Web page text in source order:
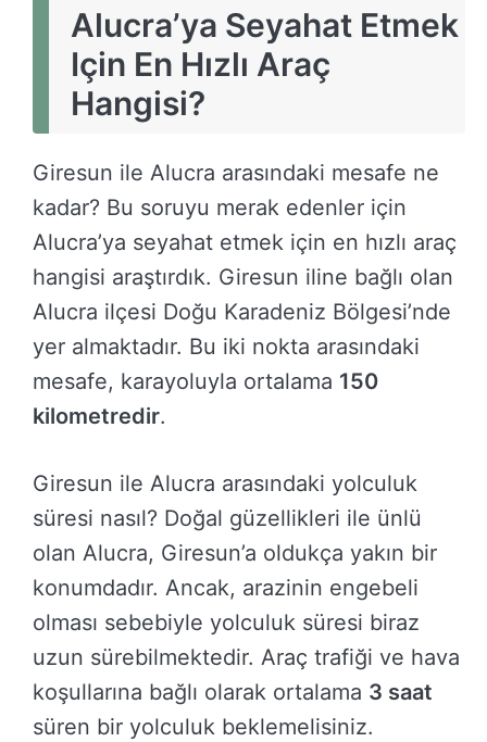
Alucra’ya Seyahat Etmek
Için En Hızlı Araç
Hangisi?
Giresun ile Alucra arasındaki mesafe ne
kadar? Bu soruyu merak edenler için
Alucra’ya seyahat etmek için en hızlı araç
hangisi araştırdık. Giresun iline bağlı olan
Alucra ilçesi Doğu Karadeniz Bölgesi’nde
yer almaktadır. Bu iki nokta arasındaki
mesafe, karayoluyla ortalama 150
kilometredir.
Giresun ile Alucra arasındaki yolculuk
süresi nasıl? Doğal güzellikleri ile ünlü
olan Alucra, Giresun’a oldukça yakın bir
konumdadır. Ancak, arazinin engebeli
olması sebebiyle yolculuk süresi biraz
uzun sürebilmektedir. Araç trafiği ve hava
koşullarına bağlı olarak ortalama 3 saat
süren bir yolculuk beklemelisiniz.